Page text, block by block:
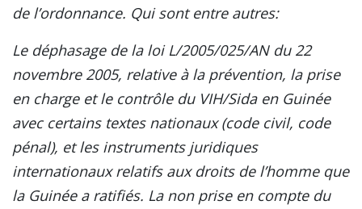
de l’ordonnance. Qui sont entre autres:
Le déphasage de la loi L/2005/025/AN du 22
novembre 2005, relative à la prévention, la prise
en charge et le contrôle du VIH/Sida en Guinée
avec certains textes nationaux (code civil, code
pénal), et les instruments juridiques
internationaux relatifs aux droits de l’homme que
la Guinée a ratifiés. La non prise en compte du